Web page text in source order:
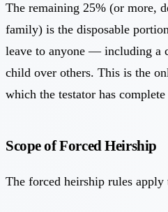
The remaining 25% (or more,
family) is the disposable
leave to anyone — including a
child over others. This is the
which the testator has
Scope of Forced Heirship
The forced heirship rules apply